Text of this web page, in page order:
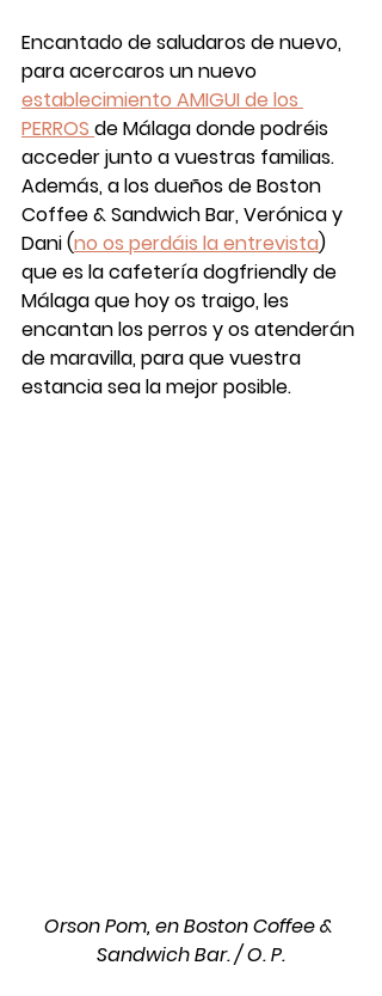
Encantado de saludaros de nuevo,
para acercaros un nuevo
establecimiento AMIGUI de los
PERROS de Málaga donde podréis
acceder junto a vuestras familias.
Además, a los dueños de Boston
Coffee & Sandwich Bar, Verónica y
Dani (no os perdáis la entrevista)
que es la cafetería dogfriendly de
Málaga que hoy os traigo, les
encantan los perros y os atenderán
de maravilla, para que vuestra
estancia sea la mejor posible.
Orson Pom, en Boston Coffee &
Sandwich Bar. / O. P.